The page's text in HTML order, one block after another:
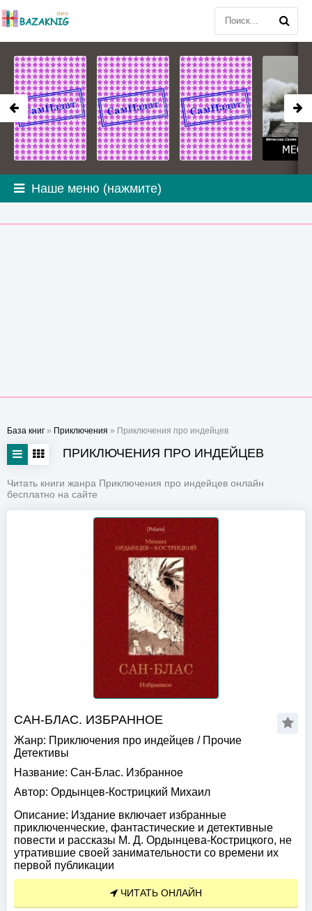
Наше меню (нажмите)
База книг » Приключения » Приключения про индейцев
ПРИКЛЮЧЕНИЯ ПРО ИНДЕЙЦЕВ
Читать книги жанра Приключения про индейцев онлайн
бесплатно на сайте
САН-БЛАС. ИЗБРАННОЕ
Жанр: Приключения про индейцев / Прочие
Детективы
Название: Сан-Блас. Избранное
Автор: Ордынцев-Кострицкий Михаил
Описание: Издание включает избранные
приключенческие, фантастические и детективные
повести и рассказы М. Д. Ордынцева-Кострицкого, не
утратившие своей занимательности со времени их
первой публикации
ЧИТАТЬ ОНЛАЙН